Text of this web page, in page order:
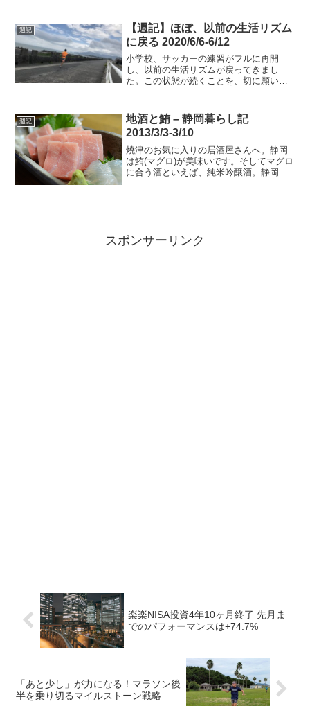
藤さんは、将来の総理大臣候補になるか
もしれませんね。
週記
【週記】ほぼ、以前の生活リズム
に戻る 2020/6/6-6/12
小学校、サッカーの練習がフルに再開
し、以前の生活リズムが戻ってきまし
た。この状態が続くことを、切に願いま
週記
地酒と鮪 – 静岡暮らし記
2013/3/3-3/10
焼津のお気に入りの居酒屋さんへ。静岡
は鮪(マグロ)が美味いです。そしてマグロ
に合う酒といえば、純米吟醸酒。静岡は
スポンサーリンク
楽楽NISA投資4年10ヶ月終了 先月ま
でのパフォーマンスは+74.7%
「あと少し」が力になる！マラソン後
半を乗り切るマイルストーン戦略